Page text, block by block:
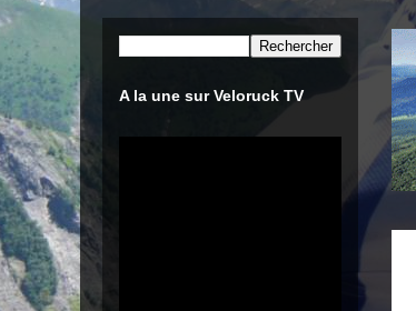
A la une sur Veloruck TV